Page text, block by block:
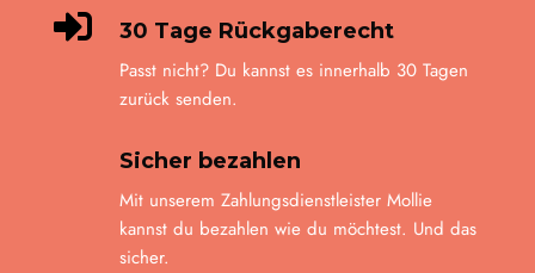

30 Tage Rückgaberecht
Passt nicht? Du kannst es innerhalb 30 Tagen
zurück senden.
Sicher bezahlen
Mit unserem Zahlungsdienstleister Mollie
kannst du bezahlen wie du möchtest. Und das
sicher.